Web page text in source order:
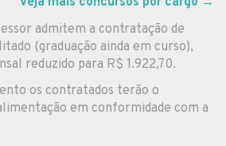
admitem a contratação de
(graduação ainda em curso),
reduzido para R$ 1.922,70.
os contratados terão o
em conformidade com a